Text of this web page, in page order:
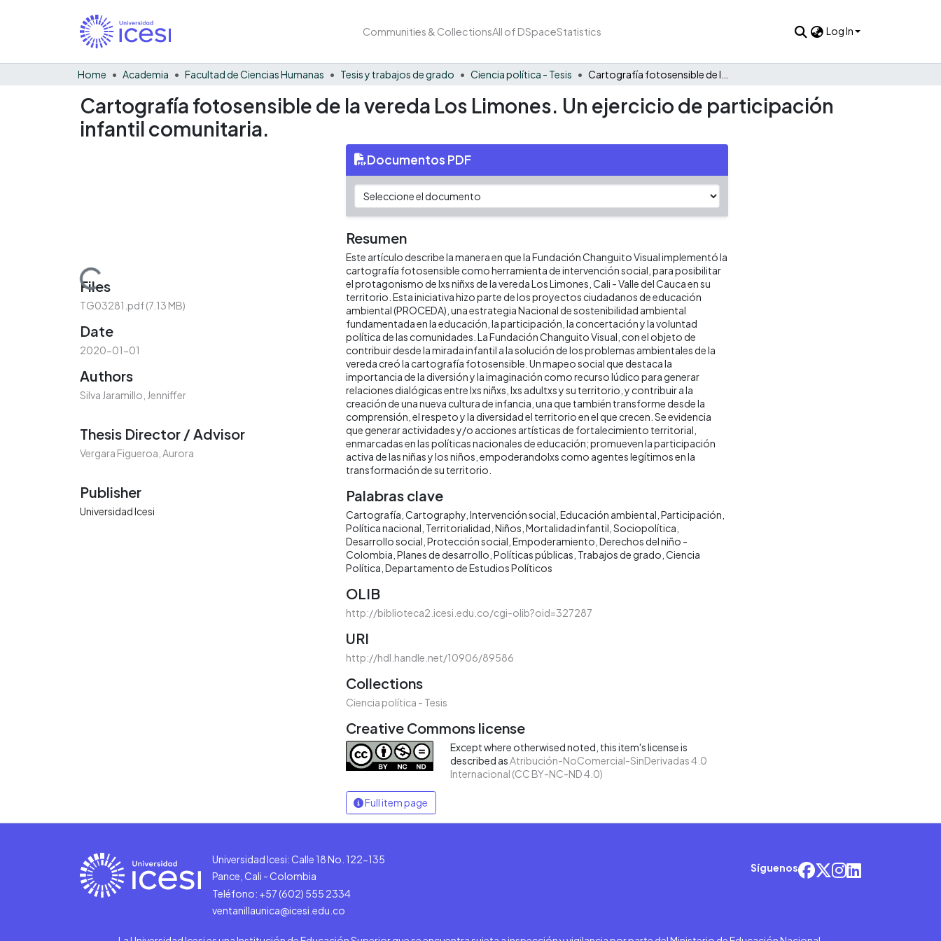
Communities & CollectionsAll of DSpaceStatistics Log In
Home Academia Facultad de Ciencias Humanas Tesis y trabajos de grado Ciencia política - Tesis
Cartografía fotosensible de la vereda Los Limones. Un ejercicio de participación
infantil comunitaria.
Loading...
Files
TG03281.pdf(7.13 MB)
Date
2020-01-01
Authors
Silva Jaramillo, Jenniffer
Thesis Director / Advisor
Vergara Figueroa, Aurora
Publisher
Universidad Icesi
Documentos PDF
Resumen
Este artículo describe la manera en que la Fundación Changuito Visual implementó la
cartografía fotosensible como herramienta de intervención social, para posibilitar
el protagonismo de lxs niñxs de la vereda Los Limones, Cali - Valle del Cauca en su
territorio. Esta iniciativa hizo parte de los proyectos ciudadanos de educación
ambiental (PROCEDA), una estrategia Nacional de sostenibilidad ambiental
fundamentada en la educación, la participación, la concertación y la voluntad
política de las comunidades. La Fundación Changuito Visual, con el objeto de
contribuir desde la mirada infantil a la solución de los problemas ambientales de la
vereda creó la cartografía fotosensible. Un mapeo social que destaca la
importancia de la diversión y la imaginación como recurso lúdico para generar
relaciones dialógicas entre lxs niñxs, lxs adultxs y su territorio, y contribuir a la
creación de una nueva cultura de infancia, una que también transforme desde la
comprensión, el respeto y la diversidad el territorio en el que crecen. Se evidencia
que generar actividades y/o acciones artísticas de fortalecimiento territorial,
enmarcadas en las políticas nacionales de educación; promueven la participación
activa de las niñas y los niños, empoderandolxs como agentes legítimos en la
transformación de su territorio.
Palabras clave
Cartografía Cartography Intervención social Educación ambiental Participación
Política nacional Territorialidad Niños Mortalidad infantil Sociopolítica
Desarrollo social Protección social Empoderamiento Derechos del niño -
Colombia Planes de desarrollo Políticas públicas Trabajos de grado Ciencia
Política Departamento de Estudios Políticos
OLIB
http://biblioteca2.icesi.edu.co/cgi-olib?oid=327287
URI
http://hdl.handle.net/10906/89586
Collections
Ciencia política - Tesis
Creative Commons license
Except where otherwised noted, this item's license is
described as Atribución-NoComercial-SinDerivadas 4.0
Internacional (CC BY-NC-ND 4.0)
Full item page
Universidad Icesi: Calle 18 No. 122-135
Pance, Cali - Colombia
Teléfono: +57 (602) 555 2334
ventanillaunica@icesi.edu.co
Síguenos